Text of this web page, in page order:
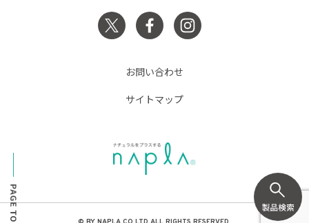
お問い合わせ
サイトマップ